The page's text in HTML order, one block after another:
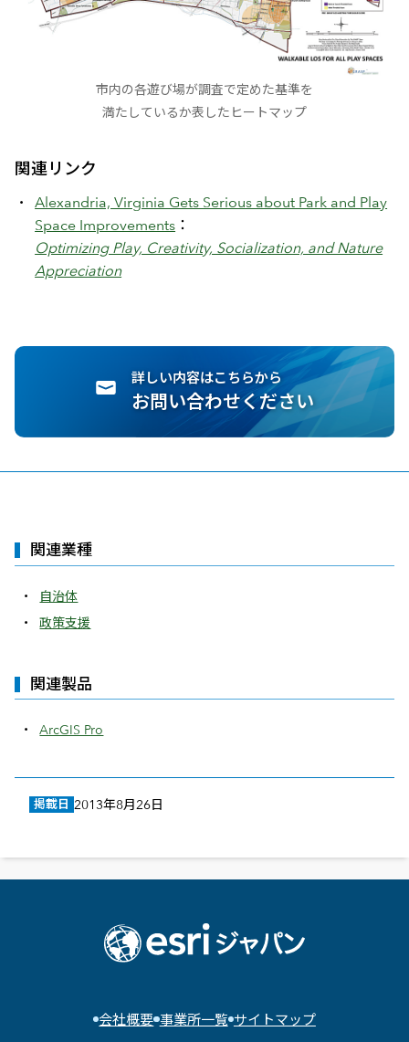
市内の各遊び場が調査で定めた基準を
満たしているか表したヒートマップ
関連リンク
Alexandria, Virginia Gets Serious about Park and Play
Space Improvements ：
Optimizing Play, Creativity, Socialization, and Nature
Appreciation
詳しい内容はこちらから
お問い合わせください
掲載日 2013年8月26日
関連業種
自治体
政策支援
関連製品
ArcGIS Pro
会社概要 事業所一覧 サイトマップ